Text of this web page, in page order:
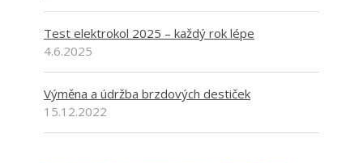
Test elektrokol 2025 – každý rok lépe
4.6.2025
Výměna a údržba brzdových destiček
15.12.2022